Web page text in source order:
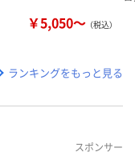
￥5,050～ （税込）
ランキングをもっと見る
スポンサー